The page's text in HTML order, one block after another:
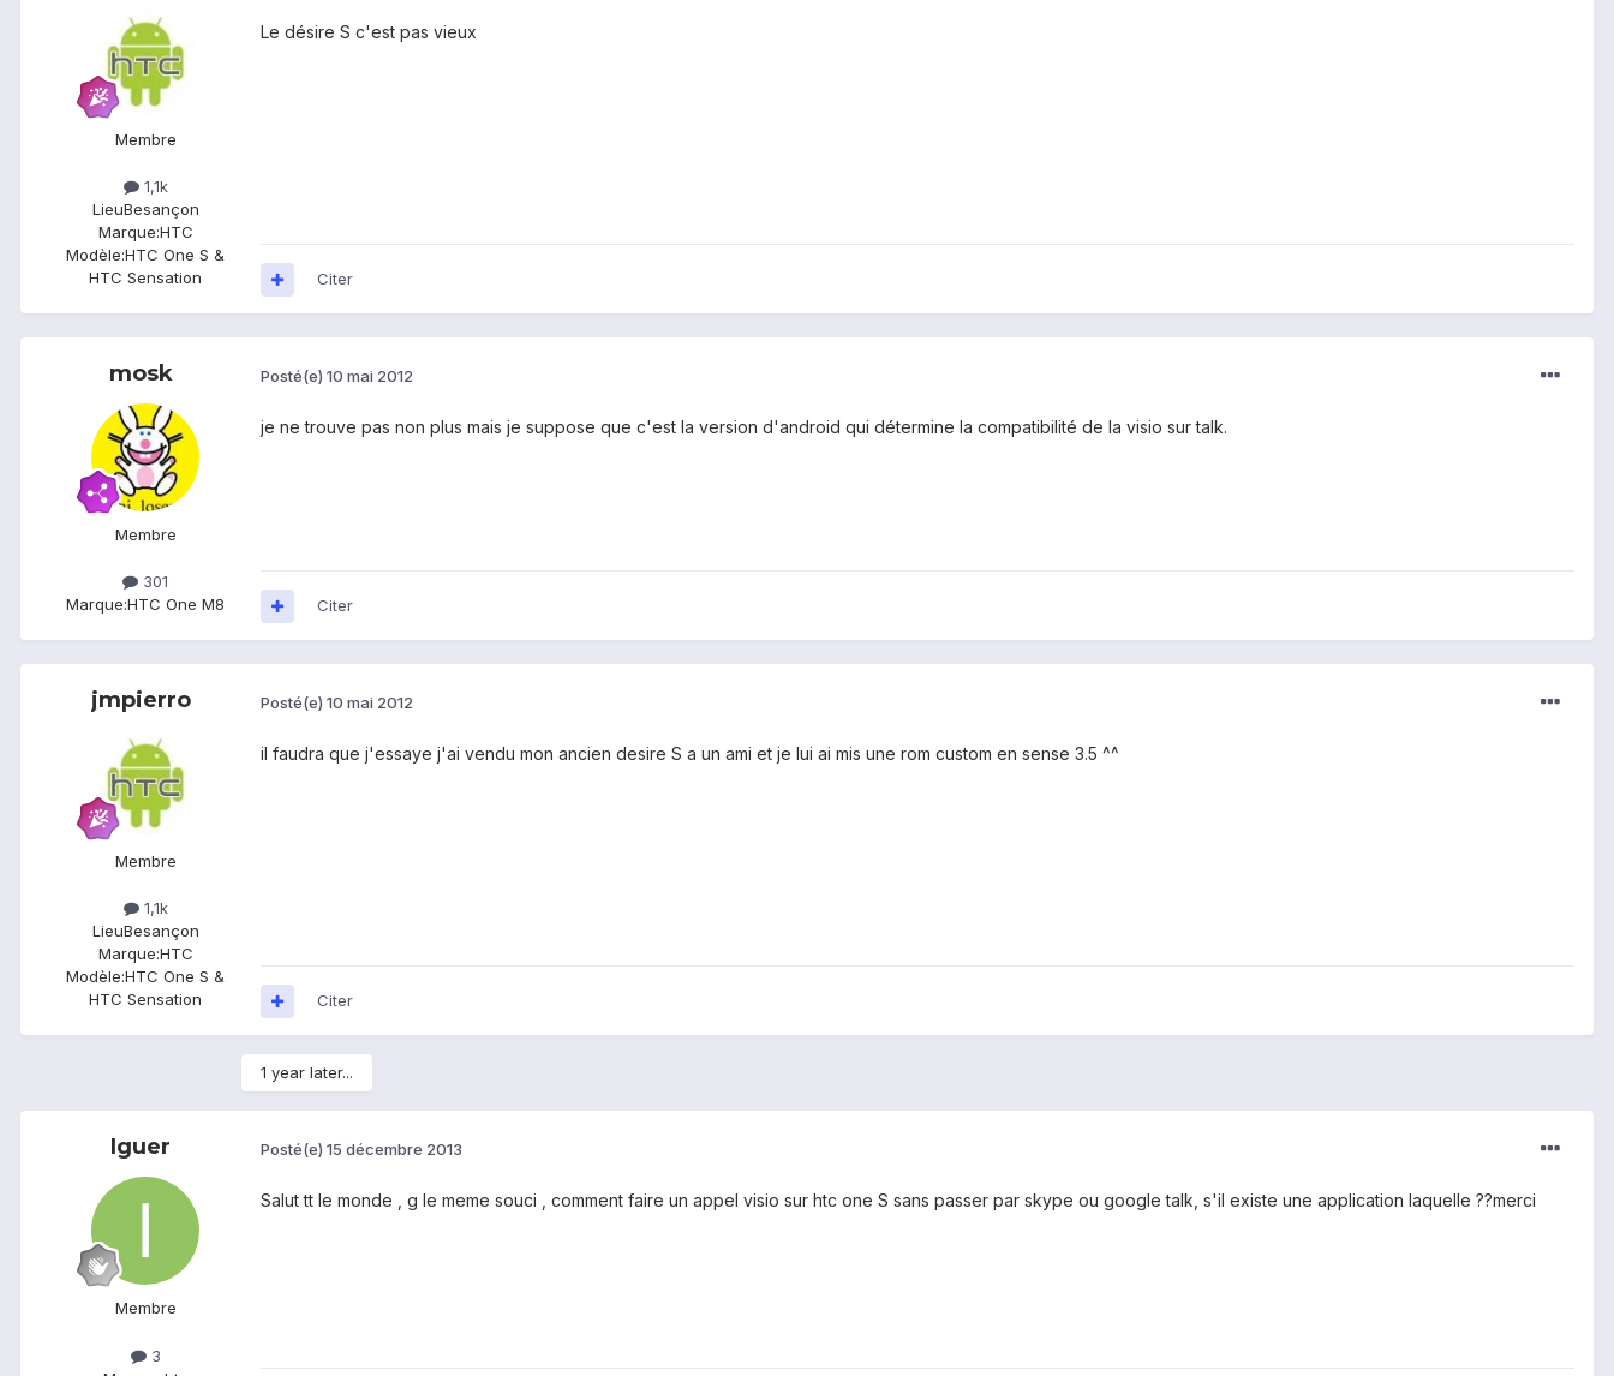
Membre
1,1k
LieuBesançon
Marque:HTC
Modèle:HTC One S &
HTC Sensation
Le désire S c'est pas vieux
Citer
mosk
Membre
301
Marque:HTC One M8
Posté(e) 10 mai 2012
je ne trouve pas non plus mais je suppose que c'est la version d'android qui détermine la compatibilité de la visio sur talk.
Citer
jmpierro
Membre
1,1k
LieuBesançon
Marque:HTC
Modèle:HTC One S &
HTC Sensation
Posté(e) 10 mai 2012
il faudra que j'essaye j'ai vendu mon ancien desire S a un ami et je lui ai mis une rom custom en sense 3.5 ^^
Citer
1 year later...
Iguer
Membre
3
Posté(e) 15 décembre 2013
Salut tt le monde , g le meme souci , comment faire un appel visio sur htc one S sans passer par skype ou google talk, s'il existe une application laquelle ??merci